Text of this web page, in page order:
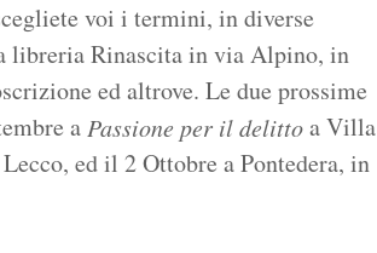
voi i termini, in diverse
libreria Rinascita in via Alpino, in
ed altrove. Le due prossime
aPassione per il delittoa Villa
ed il 2 Ottobre a Pontedera, in